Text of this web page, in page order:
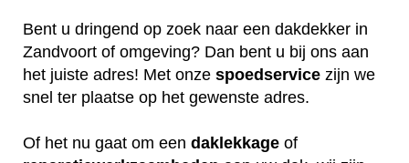
Bent u dringend op zoek naar een dakdekker in
Zandvoort of omgeving? Dan bent u bij ons aan
het juiste adres! Met onze spoedservice zijn we
snel ter plaatse op het gewenste adres.
Of het nu gaat om een daklekkage of